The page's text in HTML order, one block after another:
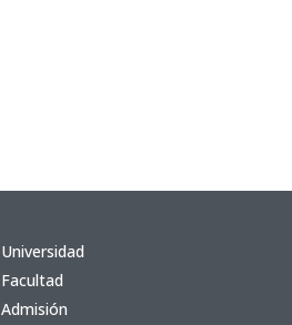
Universidad
Facultad
Admisión